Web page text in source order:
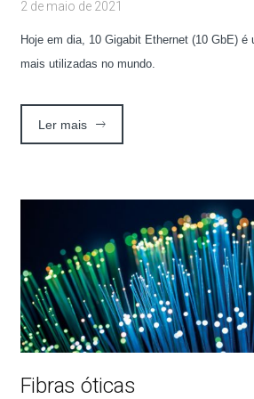
2 de maio de 2021
Hoje em dia, 10 Gigabit Ethernet (10 GbE) é
mais utilizadas no mundo.
Ler mais
Fibras óticas